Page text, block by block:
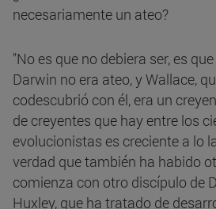
necesariamente un ateo?
"No es que no debiera ser, es
Darwin no era ateo, y Wallace,
codescubrió con él, era un
de creyentes que hay entre los
evolucionistas es creciente a lo
verdad que también ha habido
comienza con otro discípulo de
Huxley, que ha tratado de